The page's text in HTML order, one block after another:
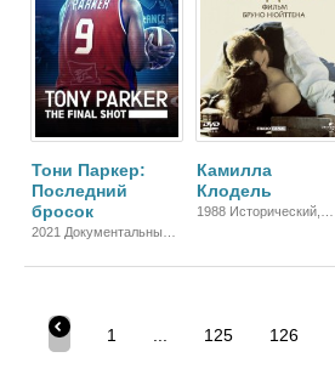
Тони Паркер:
Последний
бросок
2021 Документальный,
Спортивный
Камилла
Клодель
1988 Исторический,
1 125 126